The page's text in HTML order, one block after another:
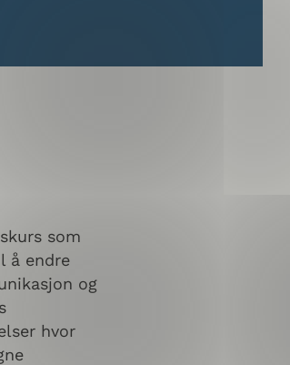
som
å endre
og
hvor